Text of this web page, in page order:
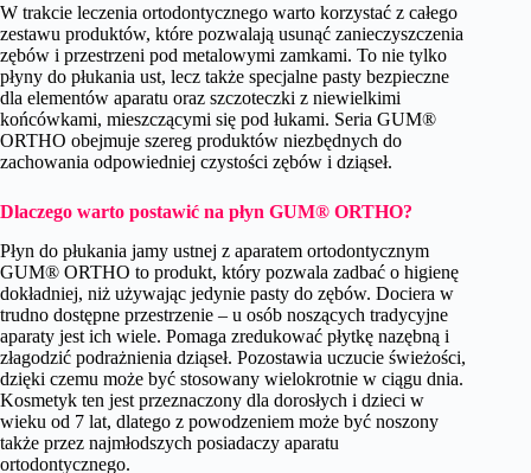
W trakcie leczenia ortodontycznego warto korzystać z całego
zestawu produktów, które pozwalają usunąć zanieczyszczenia
zębów i przestrzeni pod metalowymi zamkami. To nie tylko
płyny do płukania ust, lecz także specjalne pasty bezpieczne
dla elementów aparatu oraz szczoteczki z niewielkimi
końcówkami, mieszczącymi się pod łukami. Seria GUM®
ORTHO obejmuje szereg produktów niezbędnych do
zachowania odpowiedniej czystości zębów i dziąseł.
Dlaczego warto postawić na płyn GUM® ORTHO?
Płyn do płukania jamy ustnej z aparatem ortodontycznym
GUM® ORTHO to produkt, który pozwala zadbać o higienę
dokładniej, niż używając jedynie pasty do zębów. Dociera w
trudno dostępne przestrzenie – u osób noszących tradycyjne
aparaty jest ich wiele. Pomaga zredukować płytkę nazębną i
złagodzić podrażnienia dziąseł. Pozostawia uczucie świeżości,
dzięki czemu może być stosowany wielokrotnie w ciągu dnia.
Kosmetyk ten jest przeznaczony dla dorosłych i dzieci w
wieku od 7 lat, dlatego z powodzeniem może być noszony
także przez najmłodszych posiadaczy aparatu
ortodontycznego.